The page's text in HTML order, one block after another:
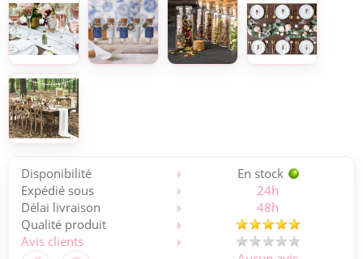
Disponibilité
En stock
Expédié sous
24h
Délai livraison
48h
Qualité produit
Avis clients